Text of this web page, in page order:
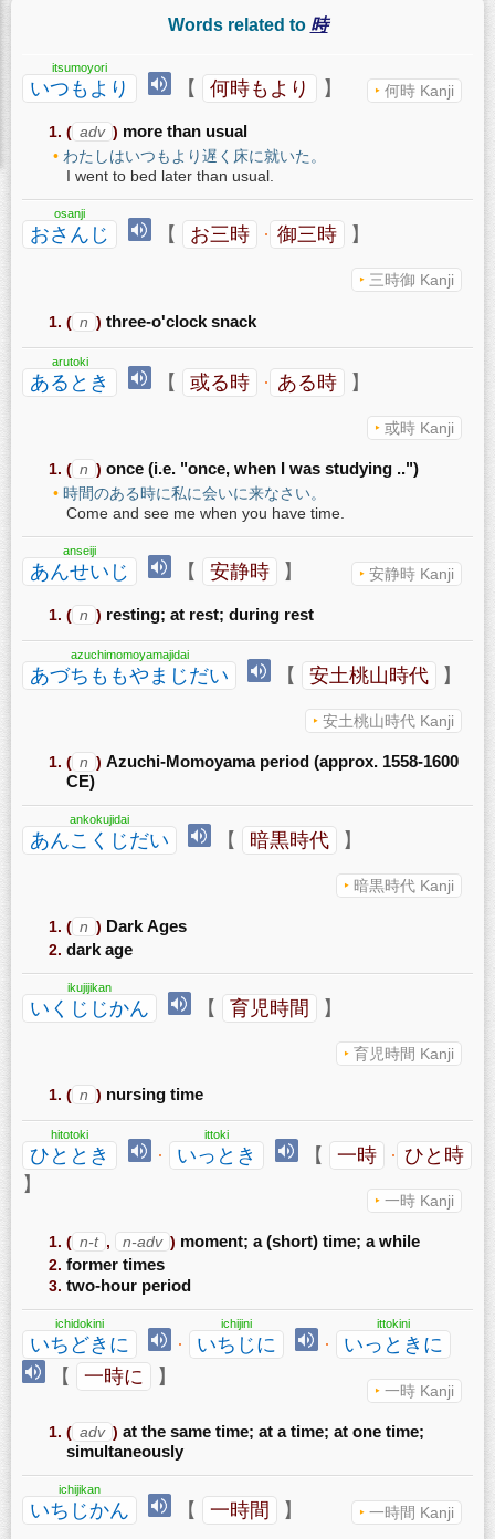
Words related to 時
いつもより
itsumoyori
【 何時もより 】 何時 Kanji
( adv ) more than usual
わたしはいつもより遅く床に就いた。
I went to bed later than usual.
おさんじ
osanji
【 お三時 · 御三時 】
三時御 Kanji
( n ) three-o'clock snack
あるとき
arutoki
【 或る時 · ある時 】
或時 Kanji
( n ) once (i.e. "once, when I was studying ..")
時間のある時に私に会いに来なさい。
Come and see me when you have time.
あんせいじ
anseiji
【 安静時 】 安静時 Kanji
( n ) resting; at rest; during rest
あづちももやまじだい
azuchimomoyamajidai
【 安土桃山時代 】
安土桃山時代 Kanji
( n ) Azuchi-Momoyama period (approx. 1558-1600
CE)
あんこくじだい
ankokujidai
【 暗黒時代 】
暗黒時代 Kanji
( n ) Dark Ages
dark age
いくじじかん
ikujijikan
【 育児時間 】
育児時間 Kanji
( n ) nursing time
ひととき
hitotoki
· いっとき
ittoki
【 一時 · ひと時
】
一時 Kanji
( n-t , n-adv ) moment; a (short) time; a while
former times
two-hour period
いちどきに
ichidokini
· いちじに
ichijini
· いっときに
ittokini
【 一時に 】
一時 Kanji
( adv ) at the same time; at a time; at one time;
simultaneously
いちじかん
ichijikan
【 一時間 】 一時間 Kanji